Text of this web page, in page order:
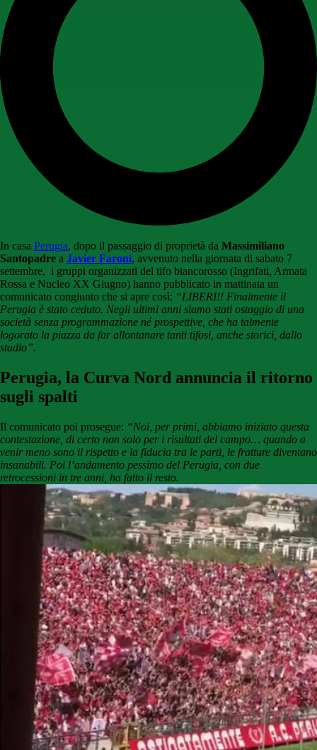
In casa Perugia, dopo il passaggio di proprietà da Massimiliano
Santopadre a Javier Faroni, avvenuto nella giornata di sabato 7
settembre, i gruppi organizzati del tifo biancorosso (Ingrifati, Armata
Rossa e Nucleo XX Giugno) hanno pubblicato in mattinata un
comunicato congiunto che si apre così: “LIBERI!! Finalmente il
Perugia è stato ceduto. Negli ultimi anni siamo stati ostaggio di una
società senza programmazione né prospettive, che ha talmente
logorato la piazza da far allontanare tanti tifosi, anche storici, dallo
stadio”.
Perugia, la Curva Nord annuncia il ritorno
sugli spalti
Il comunicato poi prosegue: “Noi, per primi, abbiamo iniziato questa
contestazione, di certo non solo per i risultati del campo… quando a
venir meno sono il rispetto e la fiducia tra le parti, le fratture diventano
insanabili. Poi l’andamento pessimo del Perugia, con due
retrocessioni in tre anni, ha fatto il resto.